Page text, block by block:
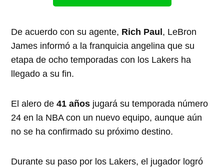
De acuerdo con su agente, Rich Paul, LeBron
James informó a la franquicia angelina que su
etapa de ocho temporadas con los Lakers ha
llegado a su fin.
El alero de41 años jugará su temporada número
24 en la NBA con un nuevo equipo, aunque aún
no se ha confirmado su próximo destino.
Durante su paso por los Lakers, el jugador logró